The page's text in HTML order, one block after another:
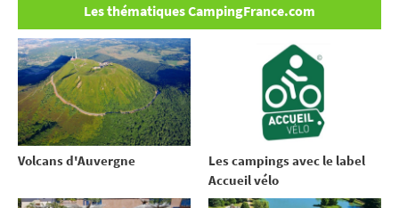
Les thématiques CampingFrance.com
Volcans d'Auvergne
Les campings avec le label
Accueil vélo